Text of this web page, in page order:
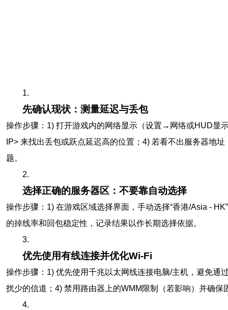
1.
先确认现状：测量延迟与丢包
操作步骤：1) 打开游戏内的网络显示（设置→网络或HUD显
IP> 来找出丢包或跃点延迟高的位置；4) 若看不出服务器地
题。
2.
选择正确的服务器区：不要靠自动选择
操作步骤：1) 在游戏区域选择界面，手动选择“香港/Asia -
的掉线率和回包稳定性，记录结果以作长期选择依据。
3.
优先使用有线连接并优化Wi‑Fi
操作步骤：1) 优先使用千兆以太网线连接电脑/主机，避免通
扰少的信道；4) 禁用路由器上的WMM限制（若影响）并确保
4.